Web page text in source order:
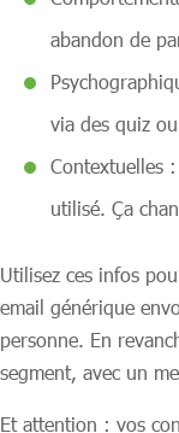
abandon de
via des quiz
Contextuelles
utilisé. Ça
Utilisez ces infos
email générique
personne. En
segment, avec un
Et attention : vos